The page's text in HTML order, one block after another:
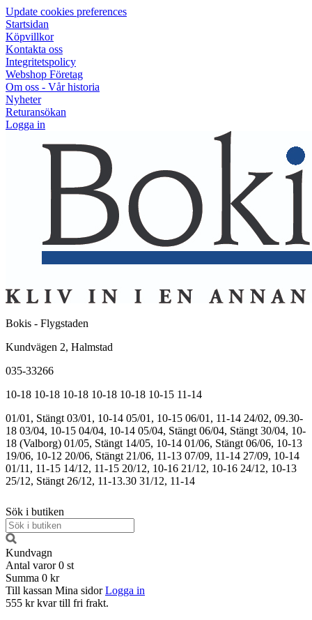
Update cookies preferences
Startsidan
Köpvillkor
Kontakta oss
Integritetspolicy
Webshop Företag
Om oss - Vår historia
Nyheter
Returansökan
Logga in
Bokis - Flygstaden
Kundvägen 2, Halmstad
035-33266
10-18 10-18 10-18 10-18 10-18 10-15 11-14
01/01, Stängt 03/01, 10-14 05/01, 10-15 06/01, 11-14 24/02, 09.30-
18 03/04, 10-15 04/04, 10-14 05/04, Stängt 06/04, Stängt 30/04, 10-
18 (Valborg) 01/05, Stängt 14/05, 10-14 01/06, Stängt 06/06, 10-13
19/06, 10-12 20/06, Stängt 21/06, 11-13 07/09, 11-14 27/09, 10-14
01/11, 11-15 14/12, 11-15 20/12, 10-16 21/12, 10-16 24/12, 10-13
25/12, Stängt 26/12, 11-13.30 31/12, 11-14
Sök i butiken
Kundvagn
Antal varor 0 st
Summa 0 kr
Till kassan Mina sidor Logga in
555 kr kvar till fri frakt.